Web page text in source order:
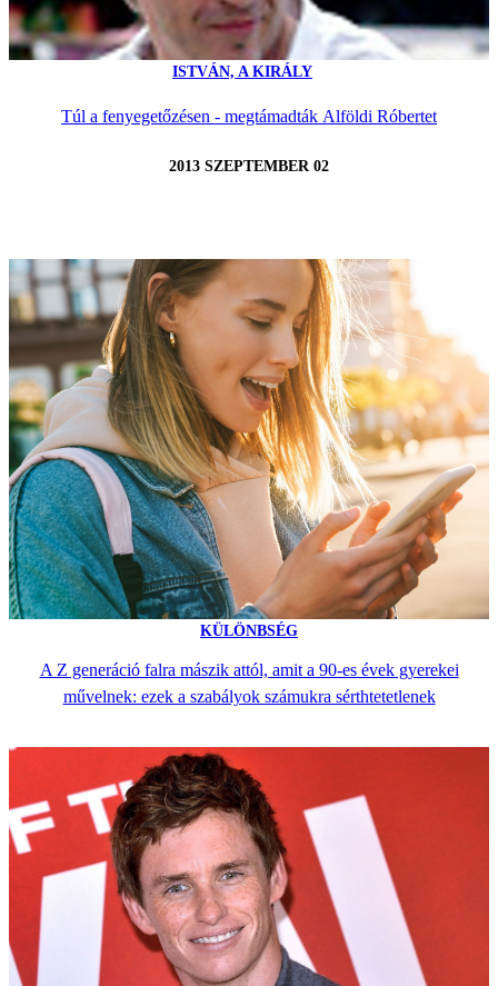
ISTVÁN, A KIRÁLY
Túl a fenyegetőzésen - megtámadták Alföldi Róbertet
2013 SZEPTEMBER 02
KÜLÖNBSÉG
A Z generáció falra mászik attól, amit a 90-es évek gyerekei
művelnek: ezek a szabályok számukra sérthtetetlenek